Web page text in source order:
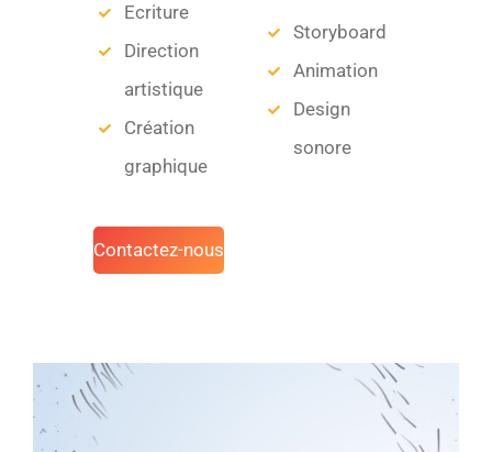
Ecriture
Direction
artistique
Création
graphique
Storyboard
Animation
Design
sonore
Contactez-nous